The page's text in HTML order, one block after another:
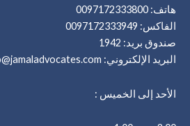
هاتف: 0097172333800
الفاكس: 0097172333949
صندوق بريد: 1942
البريد الإلكتروني: info@jamaladvocates.com
الأحد إلى الخميس :